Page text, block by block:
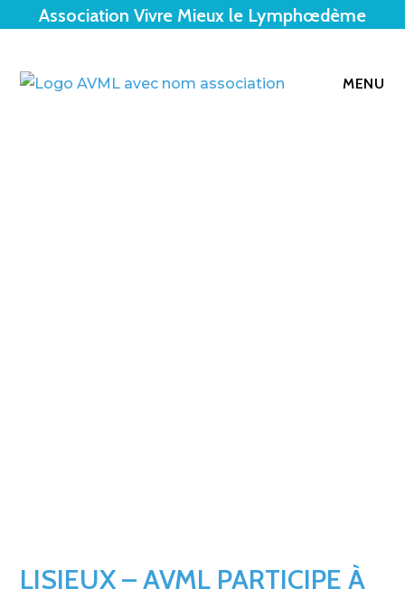
Association Vivre Mieux le Lymphœdème
MENU
LISIEUX – AVML PARTICIPE À